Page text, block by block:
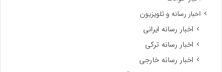
اخبار رسانه و تلویزیون
اخبار رسانه ایرانی
اخبار رسانه ترکی
اخبار رسانه خارجی